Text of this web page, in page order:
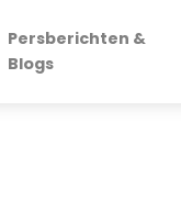
Persberichten &
Blogs